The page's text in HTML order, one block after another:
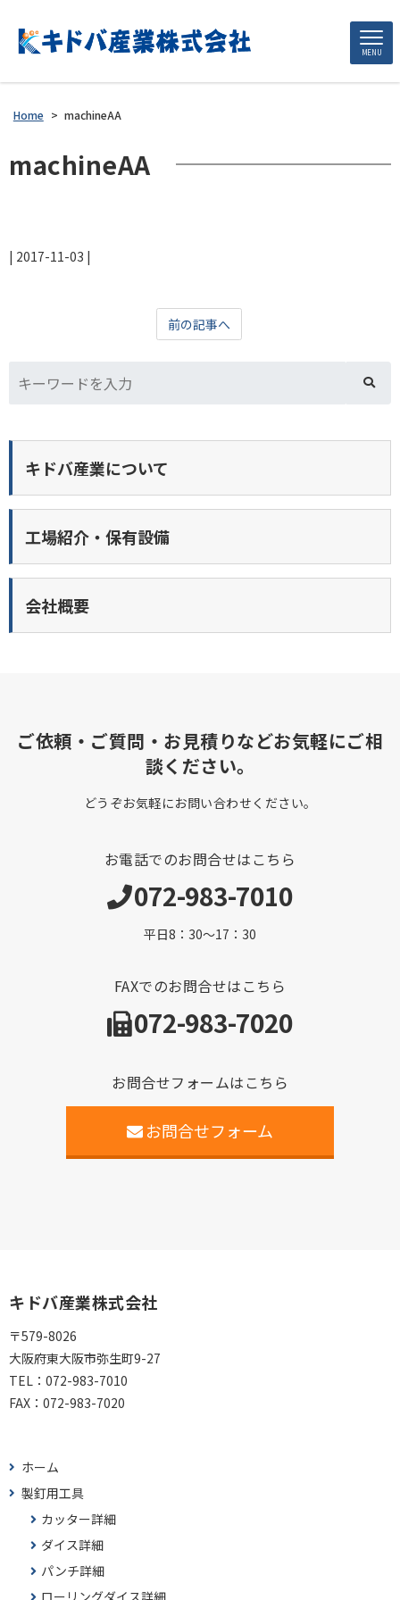
MENU
Home > machineAA
machineAA
| 2017-11-03 |
前の記事へ
キドバ産業について
工場紹介・保有設備
会社概要
ご依頼・ご質問・お見積りなどお気軽にご相
談ください。
どうぞお気軽にお問い合わせください。
お電話でのお問合せはこちら
072-983-7010
平日8：30～17：30
FAXでのお問合せはこちら
072-983-7020
お問合せフォームはこちら
お問合せフォーム
キドバ産業株式会社
〒579-8026
大阪府東大阪市弥生町9-27
TEL： 072-983-7010
FAX： 072-983-7020
ホーム
製釘用工具
カッター詳細
ダイス詳細
パンチ詳細
ローリングダイス詳細